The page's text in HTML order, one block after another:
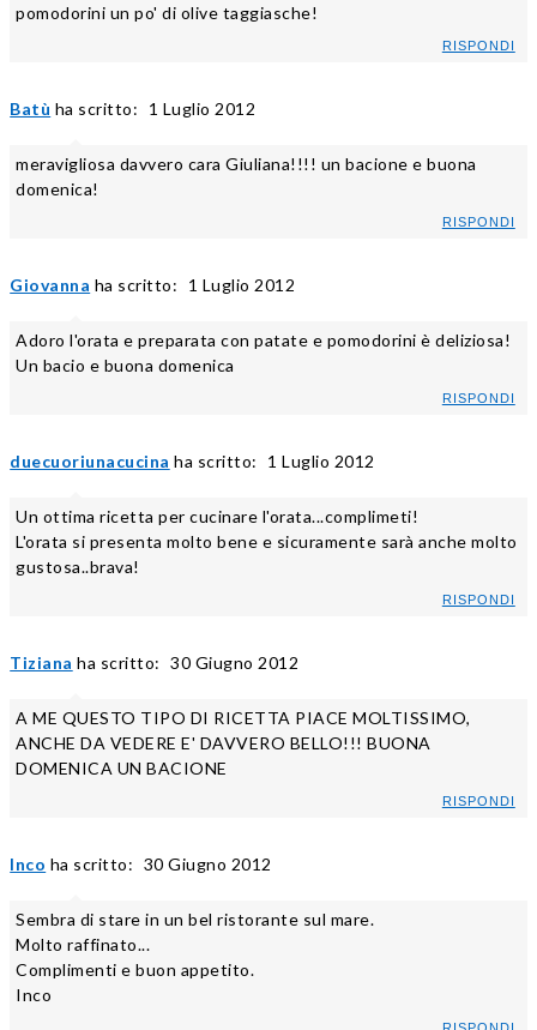
pomodorini un po' di olive taggiasche!
RISPONDI
Batù ha scritto: 1 Luglio 2012
meravigliosa davvero cara Giuliana!!!! un bacione e buona
domenica!
RISPONDI
Giovanna ha scritto: 1 Luglio 2012
Adoro l'orata e preparata con patate e pomodorini è deliziosa!
Un bacio e buona domenica
RISPONDI
duecuoriunacucina ha scritto: 1 Luglio 2012
Un ottima ricetta per cucinare l'orata...complimeti!
L'orata si presenta molto bene e sicuramente sarà anche molto
gustosa..brava!
RISPONDI
Tiziana ha scritto: 30 Giugno 2012
A ME QUESTO TIPO DI RICETTA PIACE MOLTISSIMO,
ANCHE DA VEDERE E' DAVVERO BELLO!!! BUONA
DOMENICA UN BACIONE
RISPONDI
Inco ha scritto: 30 Giugno 2012
Sembra di stare in un bel ristorante sul mare.
Molto raffinato...
Complimenti e buon appetito.
Inco